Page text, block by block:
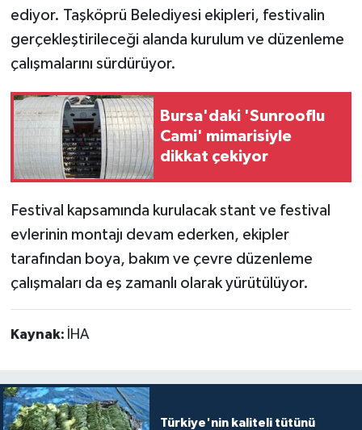
ediyor. Taşköprü Belediyesi ekipleri, festivalin
gerçekleştirileceği alanda kurulum ve düzenleme
çalışmalarını sürdürüyor.
Bursa'daki 'Sunrooflu
Cami' mimarisiyle
dikkat çekiyor
Festival kapsamında kurulacak stant ve festival
evlerinin montajı devam ederken, ekipler
tarafından boya, bakım ve çevre düzenleme
çalışmaları da eş zamanlı olarak yürütülüyor.
Kaynak: İHA
Türkiye'nin kaliteli tütünü
Yaşam